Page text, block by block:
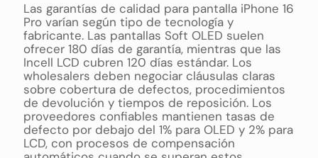
Las garantías de calidad para pantalla iPhone 16
Pro varían según tipo de tecnología y
fabricante. Las pantallas Soft OLED suelen
ofrecer 180 días de garantía, mientras que las
Incell LCD cubren 120 días estándar. Los
wholesalers deben negociar cláusulas claras
sobre cobertura de defectos, procedimientos
de devolución y tiempos de reposición. Los
proveedores confiables mantienen tasas de
defecto por debajo del 1% para OLED y 2% para
LCD, con procesos de compensación